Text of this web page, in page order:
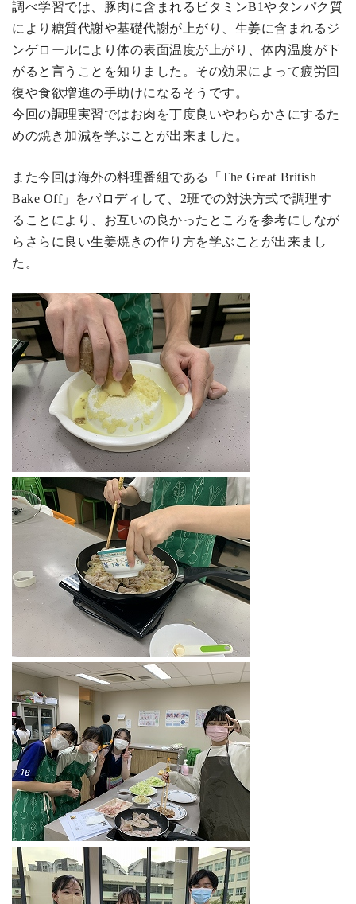
調べ学習では、豚肉に含まれるビタミンB1やタンパク質
により糖質代謝や基礎代謝が上がり、生姜に含まれるジ
ンゲロールにより体の表面温度が上がり、体内温度が下
がると言うことを知りました。その効果によって疲労回
復や食欲増進の手助けになるそうです。
今回の調理実習ではお肉を丁度良いやわらかさにするた
めの焼き加減を学ぶことが出来ました。
また今回は海外の料理番組である「The Great British
Bake Off」をパロディして、2班での対決方式で調理す
ることにより、お互いの良かったところを参考にしなが
らさらに良い生姜焼きの作り方を学ぶことが出来まし
た。